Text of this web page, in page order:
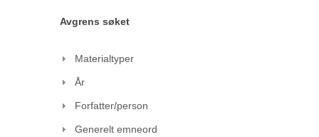
Avgrens søket
Materialtyper
År
Forfatter/person
Generelt emneord